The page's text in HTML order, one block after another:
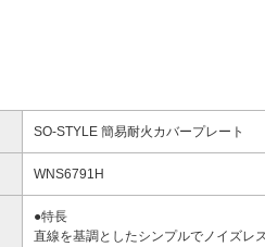
SO-STYLE 簡易耐火カバープレート
WNS6791H
●特長
直線を基調としたシンプルでノイズレ